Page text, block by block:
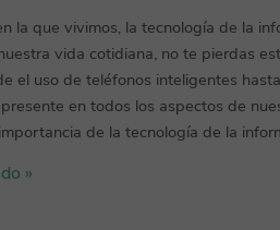
la que vivimos, la tecnología de la
vida cotidiana, no te pierdas
el uso de teléfonos inteligentes
en todos los aspectos de
de la tecnología de la
»